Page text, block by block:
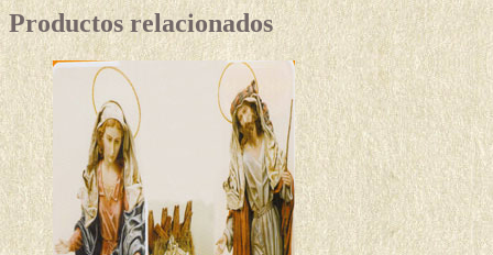
Productos relacionados